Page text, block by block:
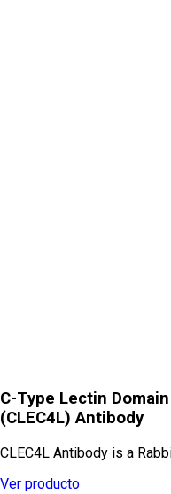
C-Type Lectin
(CLEC4L) Antibody
CLEC4L Antibody is a
Ver producto